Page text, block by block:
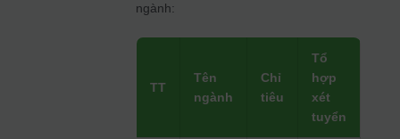
ngành:
TT
Tên
ngành
Chỉ
tiêu
Tổ
hợp
xét
tuyển